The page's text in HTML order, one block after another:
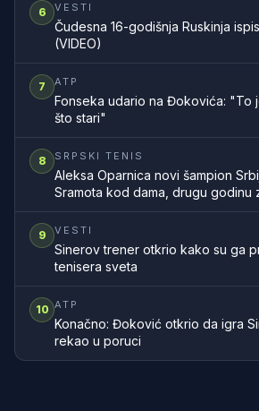
6 VESTI
Čudesna 16-godišnja Ruskinja
(VIDEO)
7 ATP
Fonseka udario na Đokovića: "To
što stari"
8 SRPSKI TENIS
Aleksa Oparnica novi šampion
Sramota kod dama, drugu godinu
9 VESTI
Sinerov trener otkrio kako su ga
tenisera sveta
10 ATP
Konačno: Đoković otkrio da igra
rekao u poruci